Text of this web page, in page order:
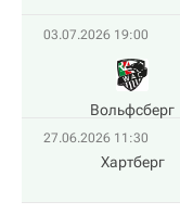
03.07.2026 19:00
Вольфсберг
27.06.2026 11:30
Хартберг